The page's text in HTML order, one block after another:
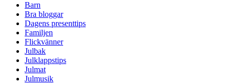
Barn
Bra bloggar
Dagens presenttips
Familjen
Flickvänner
Julbak
Julklappstips
Julmat
Julmusik